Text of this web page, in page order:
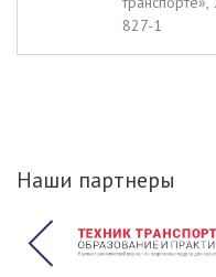
827-1
Наши партнеры